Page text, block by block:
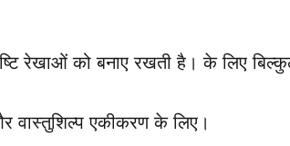
रेखाओं को बनाए रखती है। के लिए
वास्तुशिल्प एकीकरण के लिए।